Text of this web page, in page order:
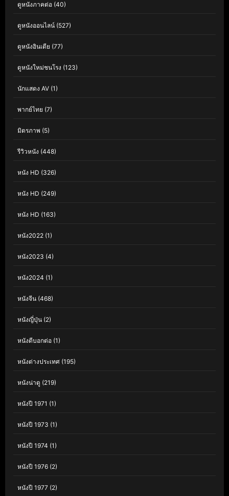
ดูหนังภาคต่อ (40)
ดูหนังออนไลน์ (527)
ดูหนังอินเดีย (77)
ดูหนังใหม่ชนโรง (123)
นักแสดง AV (1)
พากย์ไทย (7)
มิตรภาพ (5)
รีวิวหนัง (448)
หนัง HD (326)
หนัง HD (249)
หนัง HD (163)
หนัง2022 (1)
หนัง2023 (4)
หนัง2024 (1)
หนังจีน (468)
หนังญี่ปุ่น (2)
หนังดีบอกต่อ (1)
หนังต่างประเทศ (195)
หนังน่าดู (219)
หนังปี 1971 (1)
หนังปี 1973 (1)
หนังปี 1974 (1)
หนังปี 1976 (2)
หนังปี 1977 (2)